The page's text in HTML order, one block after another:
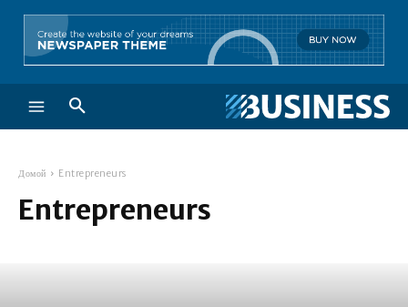
Домой Entrepreneurs
Entrepreneurs